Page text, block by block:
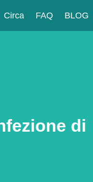
Circa FAQ BLOG
di